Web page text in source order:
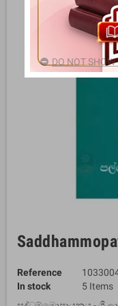
Reference
In stock
5 Items
DO NOT